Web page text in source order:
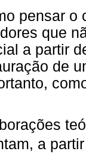
pensar o
que
a partir
de
a